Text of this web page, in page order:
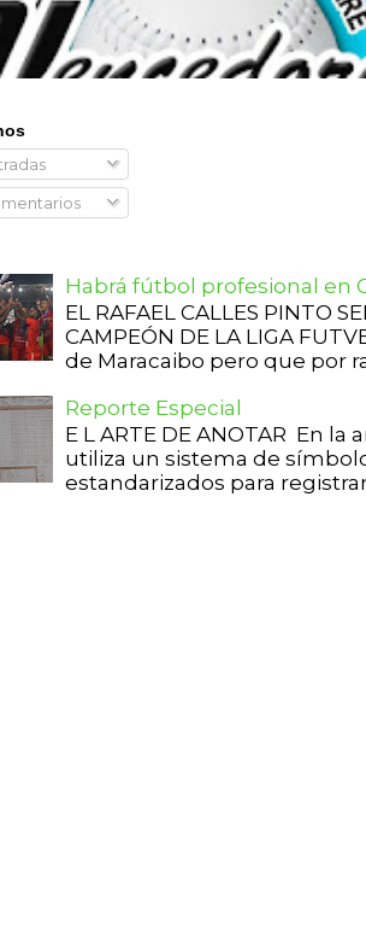
Habrá fútbol profesional en
EL RAFAEL CALLES PINTO
CAMPEÓN DE LA LIGA
de Maracaibo pero que por
Reporte Especial
E L ARTE DE ANOTAR En
utiliza un sistema de
estandarizados para